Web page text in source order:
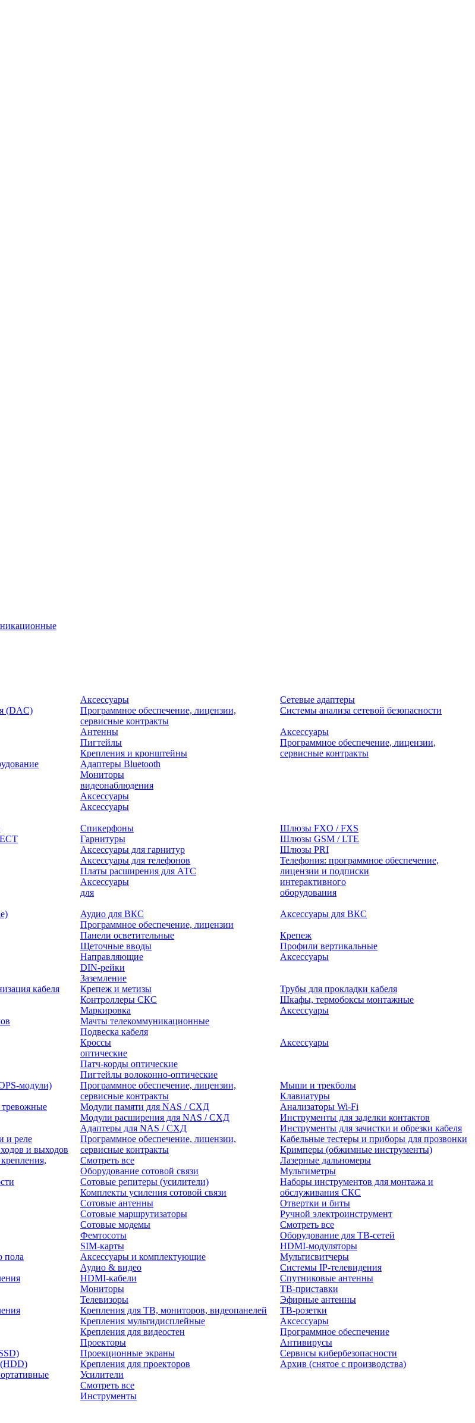
(DAC)
Аксессуары
Программное обеспечение, лицензии,
сервисные контракты
Сетевые адаптеры
Системы анализа сетевой безопасности
Антенны
Пигтейлы
Крепления и кронштейны
Адаптеры Bluetooth
Аксессуары
Программное обеспечение, лицензии,
сервисные контракты
Мониторы
видеонаблюдения
Аксессуары
Аксессуары
Спикерфоны
Гарнитуры
Аксессуары для гарнитур
Аксессуары для телефонов
Платы расширения для АТС
Шлюзы FXO / FXS
Шлюзы GSM / LTE
Шлюзы PRI
Телефония: программное обеспечение,
лицензии и подписки
Аксессуары
для
интерактивного
оборудования
Аудио для ВКС
Программное обеспечение, лицензии
Аксессуары для ВКС
Панели осветительные
Щеточные вводы
Направляющие
DIN-рейки
Заземление
Крепеж
Профили вертикальные
Аксессуары
кабеля
Крепеж и метизы
Контроллеры СКС
Маркировка
Мачты телекоммуникационные
Подвеска кабеля
Трубы для прокладки кабеля
Шкафы, термобоксы монтажные
Аксессуары
Кроссы
оптические
Аксессуары
Патч-корды оптические
Пигтейлы волоконно-оптические
модули)
Программное обеспечение, лицензии,
сервисные контракты
Мыши и трекболы
Клавиатуры
тревожные
и реле
и выходов
пола
(HDD)
Модули памяти для NAS / СХД
Модули расширения для NAS / СХД
Адаптеры для NAS / СХД
Программное обеспечение, лицензии,
сервисные контракты
Смотреть все
Оборудование сотовой связи
Сотовые репитеры (усилители)
Комплекты усиления сотовой связи
Сотовые антенны
Сотовые маршрутизаторы
Сотовые модемы
Фемтосоты
SIM-карты
Аксессуары и комплектующие
Аудио & видео
HDMI-кабели
Мониторы
Телевизоры
Крепления для ТВ, мониторов, видеопанелей
Крепления мультидисплейные
Крепления для видеостен
Проекторы
Проекционные экраны
Крепления для проекторов
Усилители
Смотреть все
Инструменты
Анализаторы Wi-Fi
Инструменты для заделки контактов
Инструменты для зачистки и обрезки кабеля
Кабельные тестеры и приборы для прозвонки
Кримперы (обжимные инструменты)
Лазерные дальномеры
Мультиметры
Наборы инструментов для монтажа и
обслуживания СКС
Отвертки и биты
Ручной электроинструмент
Смотреть все
Оборудование для ТВ-сетей
HDMI-модуляторы
Мультисвитчеры
Системы IP-телевидения
Спутниковые антенны
ТВ-приставки
Эфирные антенны
ТВ-розетки
Аксессуары
Программное обеспечение
Антивирусы
Сервисы кибербезопасности
Архив (снятое с производства)